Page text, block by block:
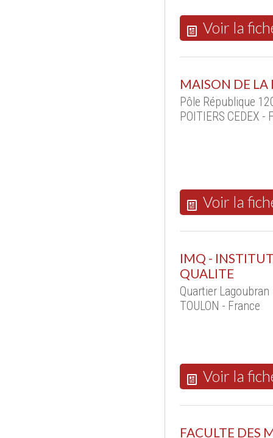
Voir la
MAISON DE
Pôle République
POITIERS CEDEX -
Voir la
IMQ -
QUALITE
Quartier
TOULON - France
Voir la
FACULTE DES